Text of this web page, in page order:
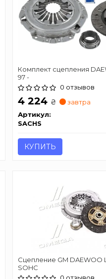
Комплект сцепления
97 -
0 отзывов
4 224 ₴
завтра
Артикул:
SACHS
КУПИТЬ
Сцепление GM DAEWOO
SOHC
0 отзывов